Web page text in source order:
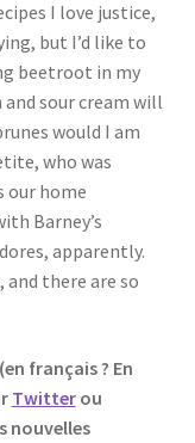
I love justice,
but I’d like to
beetroot in my
sour cream will
would I am
who was
our home
Barney’s
apparently.
and there are so
français ? En
Twitterou
nouvelles